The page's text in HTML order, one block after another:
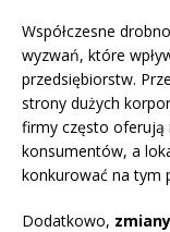
Współczesne
wyzwań, które
przedsiębiorstw.
strony dużych
firmy często oferują
konsumentów, a
konkurować na tym
Dodatkowo,